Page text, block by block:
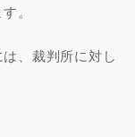
。
、裁判所に対し